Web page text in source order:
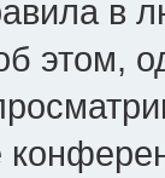
в
этом,